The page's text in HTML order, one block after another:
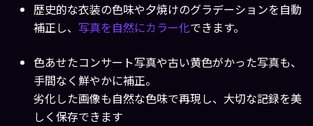
歴史的な衣装の色味や夕焼けのグラデーションを自動
補正し、 写真を自然にカラー化できます。
色あせたコンサート写真や古い黄色がかった写真も、
手間なく鮮やかに補正。
劣化した画像も自然な色味で再現し、大切な記録を美
しく保存できます